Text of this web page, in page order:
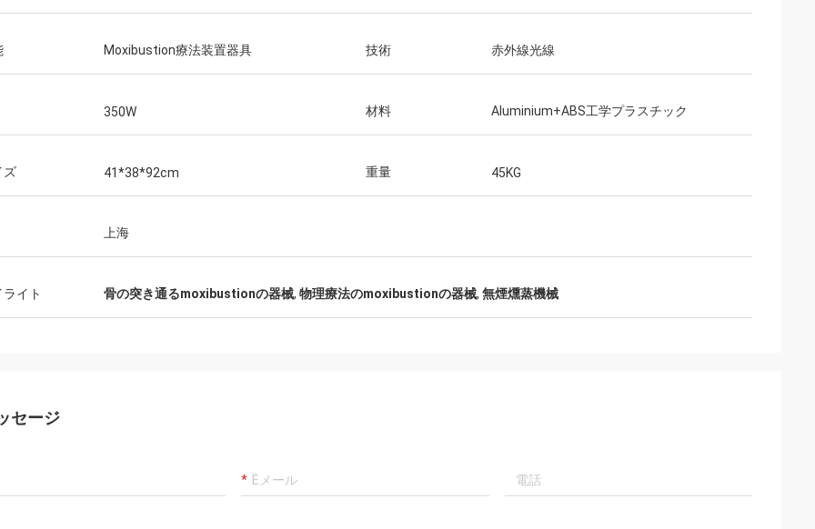
Moxibustion療法装置器具 技術 赤外線光線
350W 材料 Aluminium+ABS工学プラスチック
ズ 41*38*92cm 重量 45KG
上海
イト 骨の突き通るmoxibustionの器械, 物理療法のmoxibustionの器械, 無煙燻蒸機械
セージ